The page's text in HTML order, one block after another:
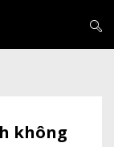
không